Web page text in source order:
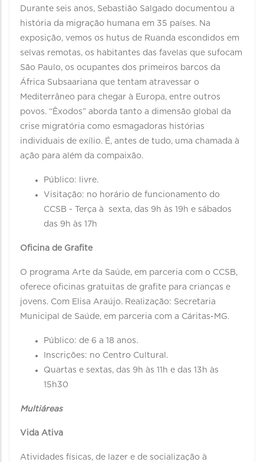
Durante seis anos, Sebastião Salgado documentou a
história da migração humana em 35 países. Na
exposição, vemos os hutus de Ruanda escondidos em
selvas remotas, os habitantes das favelas que sufocam
São Paulo, os ocupantes dos primeiros barcos da
África Subsaariana que tentam atravessar o
Mediterrâneo para chegar à Europa, entre outros
povos. “Êxodos” aborda tanto a dimensão global da
crise migratória como esmagadoras histórias
individuais de exílio. É, antes de tudo, uma chamada à
ação para além da compaixão.
Público: livre.
Visitação: no horário de funcionamento do
CCSB - Terça à sexta, das 9h às 19h e sábados
das 9h às 17h
Oficina de Grafite
O programa Arte da Saúde, em parceria com o CCSB,
oferece oficinas gratuitas de grafite para crianças e
jovens. Com Elisa Araújo. Realização: Secretaria
Municipal de Saúde, em parceria com a Cáritas-MG.
Público: de 6 a 18 anos.
Inscrições: no Centro Cultural.
Quartas e sextas, das 9h às 11h e das 13h às
15h30
Multiáreas
Vida Ativa
Atividades físicas, de lazer e de socialização à